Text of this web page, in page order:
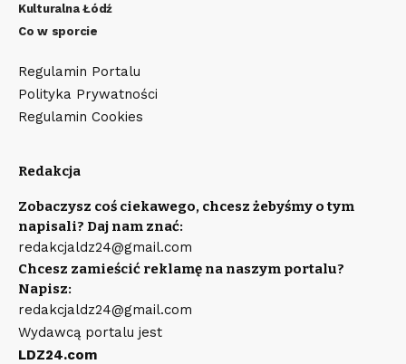
Kulturalna Łódź
Co w sporcie
Regulamin Portalu
Polityka Prywatności
Regulamin Cookies
Redakcja
Zobaczysz coś ciekawego, chcesz żebyśmy o tym
napisali? Daj nam znać:
redakcjaldz24@gmail.com
Chcesz zamieścić reklamę na naszym portalu?
Napisz:
redakcjaldz24@gmail.com
Wydawcą portalu jest
LDZ24.com